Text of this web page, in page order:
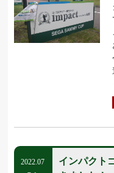
2022.07
インパクト